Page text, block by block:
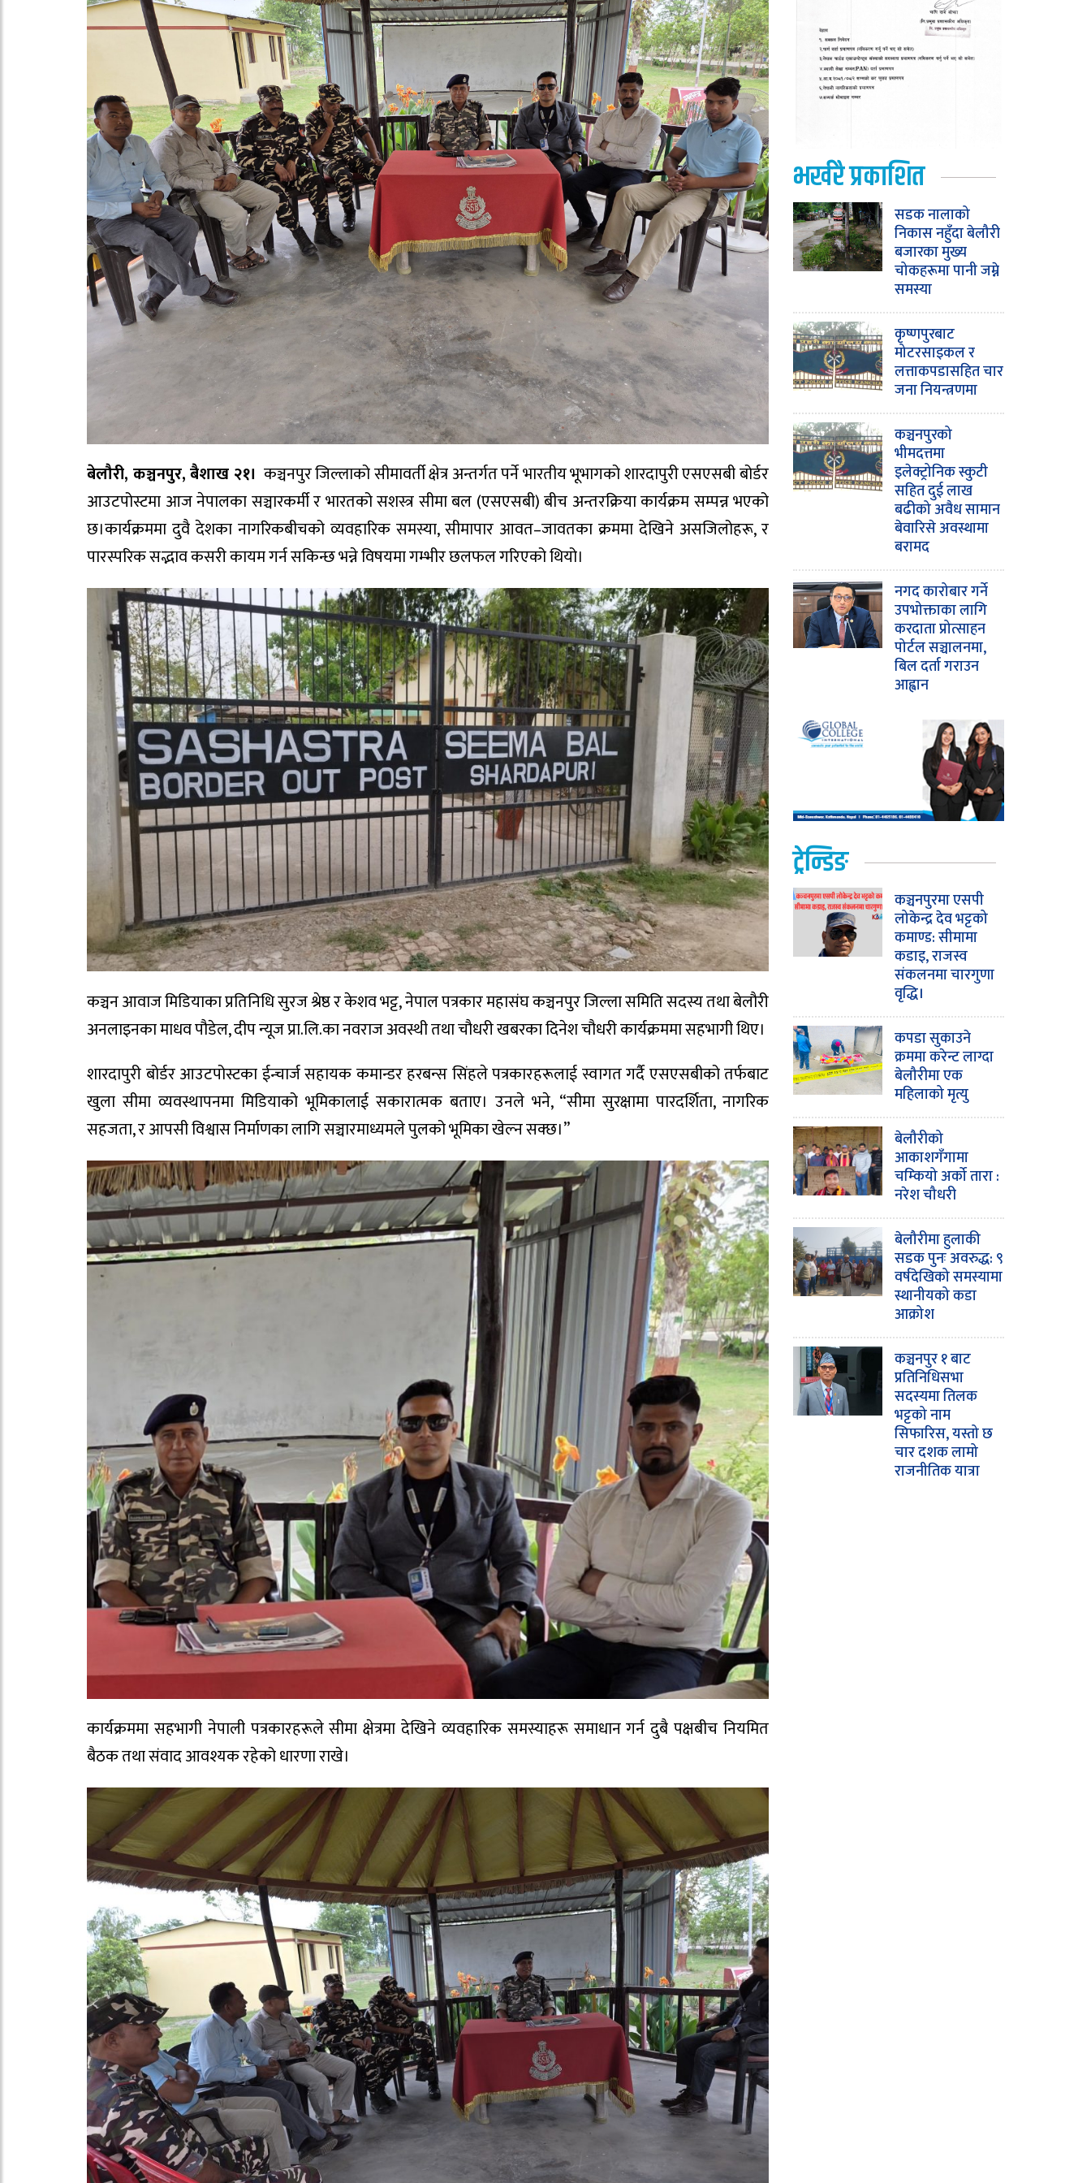
बेलौरी, कञ्चनपुर, बैशाख २१। कञ्चनपुर जिल्लाको सीमावर्ती क्षेत्र अन्तर्गत पर्ने भारतीय भूभागको शारदापुरी एसएसबी बोर्डर
आउटपोस्टमा आज नेपालका सञ्चारकर्मी र भारतको सशस्त्र सीमा बल (एसएसबी) बीच अन्तरक्रिया कार्यक्रम सम्पन्न भएको
छ।कार्यक्रममा दुवै देशका नागरिकबीचको व्यवहारिक समस्या, सीमापार आवत–जावतका क्रममा देखिने असजिलोहरू, र
पारस्परिक सद्भाव कसरी कायम गर्न सकिन्छ भन्ने विषयमा गम्भीर छलफल गरिएको थियो।
कञ्चन आवाज मिडियाका प्रतिनिधि सुरज श्रेष्ठ र केशव भट्ट, नेपाल पत्रकार महासंघ कञ्चनपुर जिल्ला समिति सदस्य तथा बेलौरी
अनलाइनका माधव पौडेल, दीप न्यूज प्रा.लि.का नवराज अवस्थी तथा चौधरी खबरका दिनेश चौधरी कार्यक्रममा सहभागी थिए।
शारदापुरी बोर्डर आउटपोस्टका ईन्चार्ज सहायक कमान्डर हरबन्स सिंहले पत्रकारहरूलाई स्वागत गर्दै एसएसबीको तर्फबाट
खुला सीमा व्यवस्थापनमा मिडियाको भूमिकालाई सकारात्मक बताए। उनले भने, “सीमा सुरक्षामा पारदर्शिता, नागरिक
सहजता, र आपसी विश्वास निर्माणका लागि सञ्चारमाध्यमले पुलको भूमिका खेल्न सक्छ।”
कार्यक्रममा सहभागी नेपाली पत्रकारहरूले सीमा क्षेत्रमा देखिने व्यवहारिक समस्याहरू समाधान गर्न दुबै पक्षबीच नियमित
बैठक तथा संवाद आवश्यक रहेको धारणा राखे।
भर्खरै प्रकाशित
सडक नालाको
निकास नहुँदा बेलौरी
बजारका मुख्य
चोकहरूमा पानी जम्ने
समस्या
कृष्णपुरबाट
मोटरसाइकल र
लत्ताकपडासहित चार
जना नियन्त्रणमा
कञ्चनपुरको
भीमदत्तमा
इलेक्ट्रोनिक स्कुटी
सहित दुई लाख
बढीको अवैध सामान
बेवारिसे अवस्थामा
बरामद
नगद कारोबार गर्ने
उपभोक्ताका लागि
करदाता प्रोत्साहन
पोर्टल सञ्चालनमा,
बिल दर्ता गराउन
आह्वान
ट्रेन्डिङ
कञ्चनपुरमा एसपी
लोकेन्द्र देव भट्टको
कमाण्ड: सीमामा
कडाइ, राजस्व
संकलनमा चारगुणा
वृद्धि।
कपडा सुकाउने
क्रममा करेन्ट लाग्दा
बेलौरीमा एक
महिलाको मृत्यु
बेलौरीको
आकाशगँगामा
चम्कियो अर्को तारा :
नरेश चौधरी
बेलौरीमा हुलाकी
सडक पुनः अवरुद्ध: ९
वर्षदेखिको समस्यामा
स्थानीयको कडा
आक्रोश
कञ्चनपुर १ बाट
प्रतिनिधिसभा
सदस्यमा तिलक
भट्टको नाम
सिफारिस, यस्तो छ
चार दशक लामो
राजनीतिक यात्रा